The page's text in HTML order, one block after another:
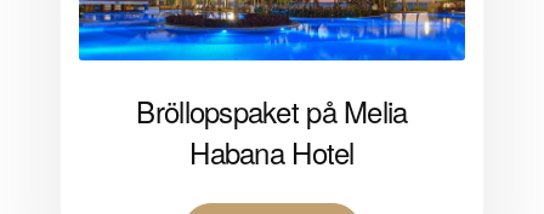
Bröllopspaket på Melia
Habana Hotel